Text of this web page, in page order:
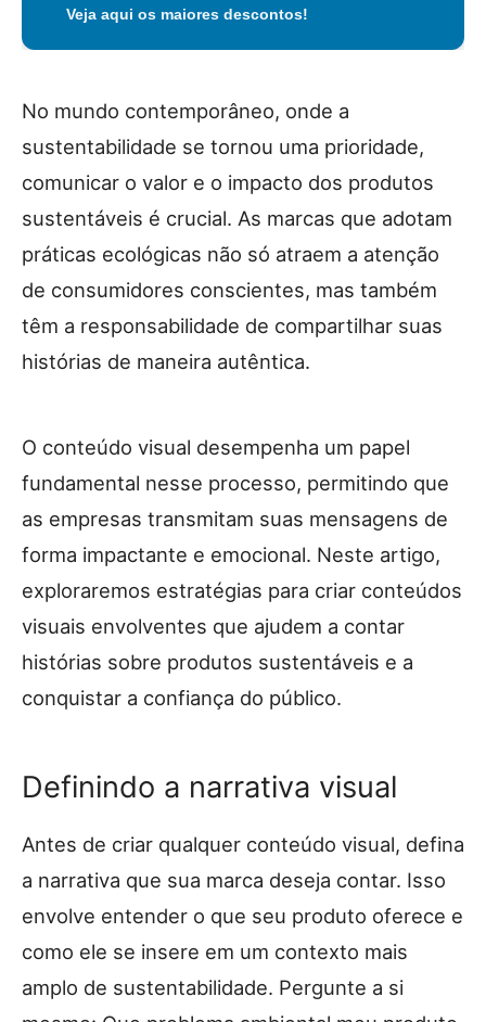
Veja aqui os maiores descontos!
No mundo contemporâneo, onde a
sustentabilidade se tornou uma prioridade,
comunicar o valor e o impacto dos produtos
sustentáveis é crucial. As marcas que adotam
práticas ecológicas não só atraem a atenção
de consumidores conscientes, mas também
têm a responsabilidade de compartilhar suas
histórias de maneira autêntica.
O conteúdo visual desempenha um papel
fundamental nesse processo, permitindo que
as empresas transmitam suas mensagens de
forma impactante e emocional. Neste artigo,
exploraremos estratégias para criar conteúdos
visuais envolventes que ajudem a contar
histórias sobre produtos sustentáveis e a
conquistar a confiança do público.
Definindo a narrativa visual
Antes de criar qualquer conteúdo visual, defina
a narrativa que sua marca deseja contar. Isso
envolve entender o que seu produto oferece e
como ele se insere em um contexto mais
amplo de sustentabilidade. Pergunte a si